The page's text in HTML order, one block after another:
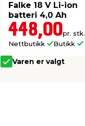
Falke 18 V Li-ion
batteri 4,0 Ah
448,00pr. stk.
Nettbutikk
Butikk
Varen er valgt